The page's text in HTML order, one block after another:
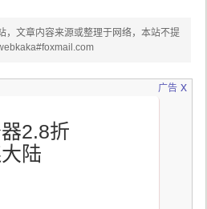
，文章内容来源或整理于网络，本站不提
广告
2.8折
陆
x